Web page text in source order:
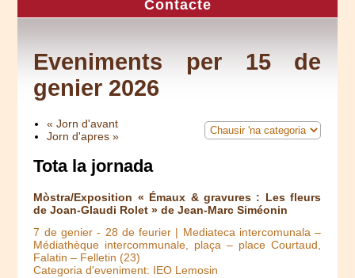
Contacte
Eveniments per 15 de
genier 2026
« Jorn d'avant
Jorn d'apres »
Tota la jornada
Mòstra/Exposition « Émaux & gravures : Les fleurs
de Joan-Glaudi Rolet » de Jean-Marc Siméonin
7 de genier- 28 de feurier | Mediateca intercomunala –
Médiathèque intercommunale, plaça – place Courtaud,
Falatin – Felletin (23)
Categoria d'eveniment: IEO Lemosin